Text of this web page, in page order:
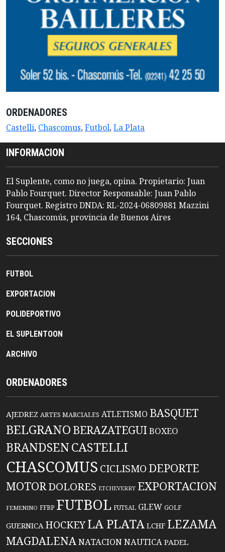
ORDENADORES
Castelli, Chascomus,Futbol,La Plata
INFORMACION
El Suplente, como no juega, opina. Propietario: Juan
Pablo Fourquet. Director Responsable: Juan Pablo
Fourquet. Registro DNDA: RL-2024-06809881 Mazzini
164, Chascomús, provincia de Buenos Aires
SECCIONES
FUTBOL
EXPORTACION
POLIDEPORTIVO
EL SUPLENTOON
ARCHIVO
ORDENADORES
AJEDREZ ARTES MARCIALES ATLETISMO BASQUET
BELGRANO BERAZATEGUIBOXEO
BRANDSENCASTELLI
CHASCOMUS CICLISMO DEPORTE
MOTORDOLORES ETCHEVERRY EXPORTACION
FEMENINO FFBP FUTBOL FUTSAL GLEW GOLF
GUERNICA HOCKEYLA PLATA LCHF LEZAMA
MAGDALENANATACIONNAUTICA PADEL